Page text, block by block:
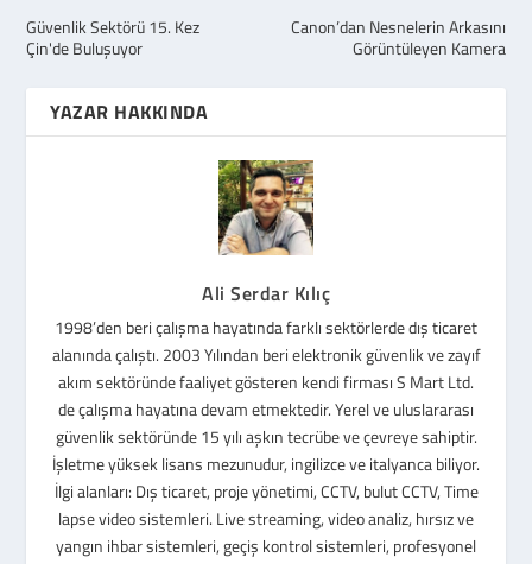
Güvenlik Sektörü 15. Kez
Çin'de Buluşuyor
Canon’dan Nesnelerin Arkasını
Görüntüleyen Kamera
YAZAR HAKKINDA
Ali Serdar Kılıç
1998’den beri çalışma hayatında farklı sektörlerde dış ticaret
alanında çalıştı. 2003 Yılından beri elektronik güvenlik ve zayıf
akım sektöründe faaliyet gösteren kendi firması S Mart Ltd.
de çalışma hayatına devam etmektedir. Yerel ve uluslararası
güvenlik sektöründe 15 yılı aşkın tecrübe ve çevreye sahiptir.
İşletme yüksek lisans mezunudur, ingilizce ve italyanca biliyor.
İlgi alanları: Dış ticaret, proje yönetimi, CCTV, bulut CCTV, Time
lapse video sistemleri. Live streaming, video analiz, hırsız ve
yangın ihbar sistemleri, geçiş kontrol sistemleri, profesyonel